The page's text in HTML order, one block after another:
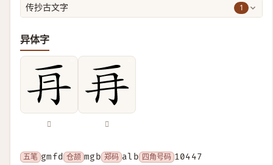
传抄古文字 1
异体字
𠕂 𠕅
五笔 gmfd 仓颉 mgb 郑码 alb 四角号码 10447